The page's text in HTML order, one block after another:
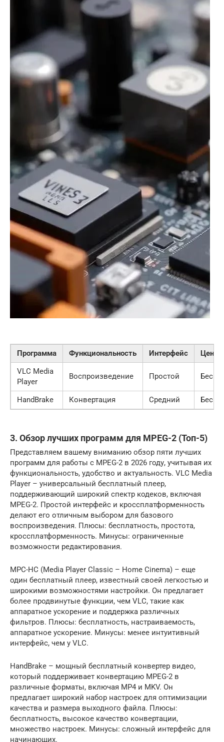
Программа Функциональность Интерфейс
Цена
VLC Media
Player
Воспроизведение Простой
HandBrake Конвертация Средний
3. Обзор лучших программ для MPEG-2 (Топ-5)
Представляем вашему вниманию обзор пяти лучших
программ для работы с MPEG-2 в 2026 году, учитывая их
функциональность, удобство и актуальность. VLC Media
Player – универсальный бесплатный плеер,
поддерживающий широкий спектр кодеков, включая
MPEG-2. Простой интерфейс и кроссплатформенность
делают его отличным выбором для базового
воспроизведения. Плюсы: бесплатность, простота,
кроссплатформенность. Минусы: ограниченные
возможности редактирования.
MPC-HC (Media Player Classic – Home Cinema) – еще
один бесплатный плеер, известный своей легкостью и
широкими возможностями настройки. Он предлагает
более продвинутые функции, чем VLC, такие как
аппаратное ускорение и поддержка различных
фильтров. Плюсы: бесплатность, настраиваемость,
аппаратное ускорение. Минусы: менее интуитивный
интерфейс, чем у VLC.
HandBrake – мощный бесплатный конвертер видео,
который поддерживает конвертацию MPEG-2 в
различные форматы, включая MP4 и MKV. Он
предлагает широкий набор настроек для оптимизации
качества и размера выходного файла. Плюсы:
бесплатность, высокое качество конвертации,
множество настроек. Минусы: сложный интерфейс для
начинающих.